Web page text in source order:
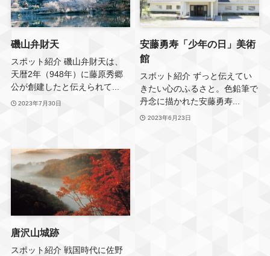
磯山弁財天
スポット紹介 磯山弁財天は、
天暦2年（948年）に藤原秀郷
公が創建したと伝えられて...
2023年7月30日
安藤勇寿「少年の日」美術
館
スポット紹介 ずっと伝えてい
きたい心のふるさと。色鉛筆で
丹念に描かれた安藤勇寿...
2023年6月23日
唐沢山城跡
スポット紹介 戦国時代に佐野